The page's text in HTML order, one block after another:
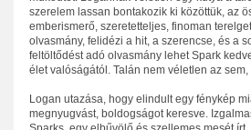
szerelem lassan bontakozik ki közöttük, az
emberismerő, szeretetteljes, finoman
olvasmány, felidézi a hit, a szerencse, és a
feltöltődést adó olvasmány lehet Spark
élet valóságától. Talán nem véletlen az
Logan utazása, hogy elindult egy fénykép
megnyugvást, boldogságot keresve.